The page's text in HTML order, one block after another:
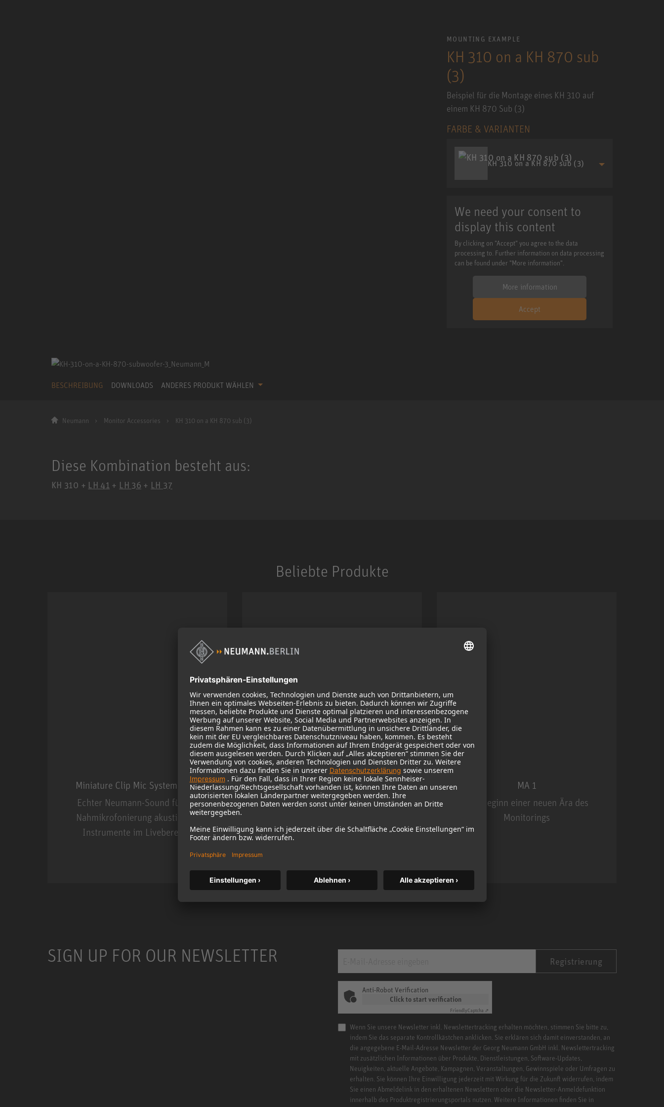
MOUNTING EXAMPLE
KH 310 on a KH 870 sub
(3)
Beispiel für die Montage eines KH 310 auf
einem KH 870 Sub (3)
FARBE & VARIANTEN
KH 310 on a KH 870 sub (3)
We need your consent to
display this content
By clicking on "Accept" you agree to the data
processing to. Further information on data processing
can be found under "More information".
More information
Accept
BESCHREIBUNG DOWNLOADS ANDERES PRODUKT WÄHLEN
Neumann Monitor Accessories KH 310 on a KH 870 sub (3)
Diese Kombination besteht aus:
KH 310 + LH 41 + LH 36 + LH 37
Beliebte Produkte
Miniature Clip Mic System MCM
Echter Neumann-Sound für die
Nahmikrofonierung akustischer
Instrumente im Livebereich.
Miniature Clip Mic System MCM
KH 120 II
Neumanns beliebter Studiomonitor
Bass, höherer Auflösung und DSP-
KH 120 II
MA 1
Der Beginn einer neuen Ära des
Monitorings
SIGN UP FOR OUR NEWSLETTER Registrierung
Anti-Robot Verification
Click to start verification
FriendlyCaptcha ⇗
Wenn Sie unsere Newsletter inkl. Newslettertracking erhalten möchten, stimmen Sie bitte zu,
indem Sie das separate Kontrollkästchen anklicken. Sie erklären sich damit einverstanden, an
die angegebene E-Mail-Adresse Newsletter der Georg Neumann GmbH inkl. Newslettertracking
mit zusätzlichen Informationen über Produkte, Dienstleistungen, Software-Updates,
Neuigkeiten, aktuelle Angebote, Kampagnen, Veranstaltungen, Gewinnspiele oder Umfragen zu
erhalten. Sie können Ihre Einwilligung jederzeit mit Wirkung für die Zukunft widerrufen, indem
Sie einen Abmeldelink in den erhaltenen Newslettern oder die Newsletter-Anmeldefunktion
innerhalb des Produktregistrierungsportals nutzen. Weitere Informationen finden Sie in